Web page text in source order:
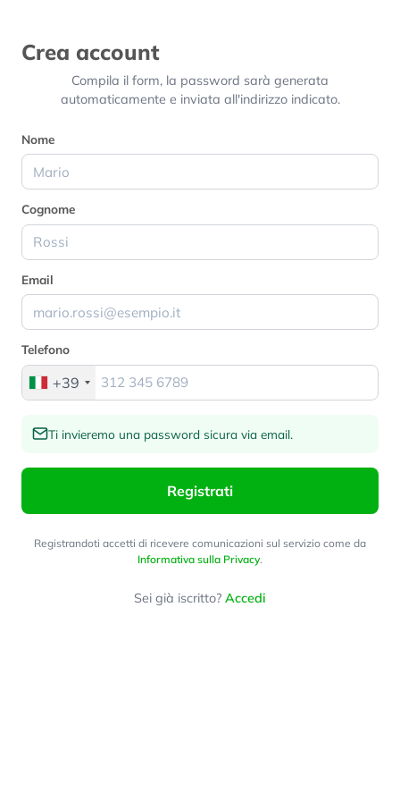
Crea account
Compila il form, la password sarà generata
automaticamente e inviata all'indirizzo indicato.
Nome
Cognome
Email
Telefono
+39
Ti invieremo una password sicura via email.
Registrati
Registrandoti accetti di ricevere comunicazioni sul servizio come da
Informativa sulla Privacy.
Sei già iscritto? Accedi